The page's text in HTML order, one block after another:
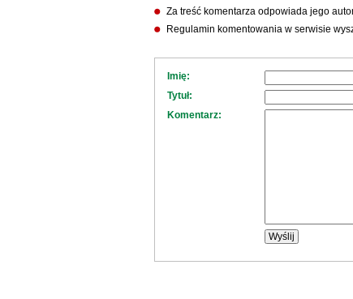
Za treść komentarza odpowiada jego
Regulamin komentowania w serwisie
Imię:
Tytuł:
Komentarz: